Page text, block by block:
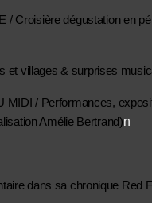
Croisière dégustation en
villages & surprises
/ Performances,
Amélie Bertrand)n
dans sa chronique Red